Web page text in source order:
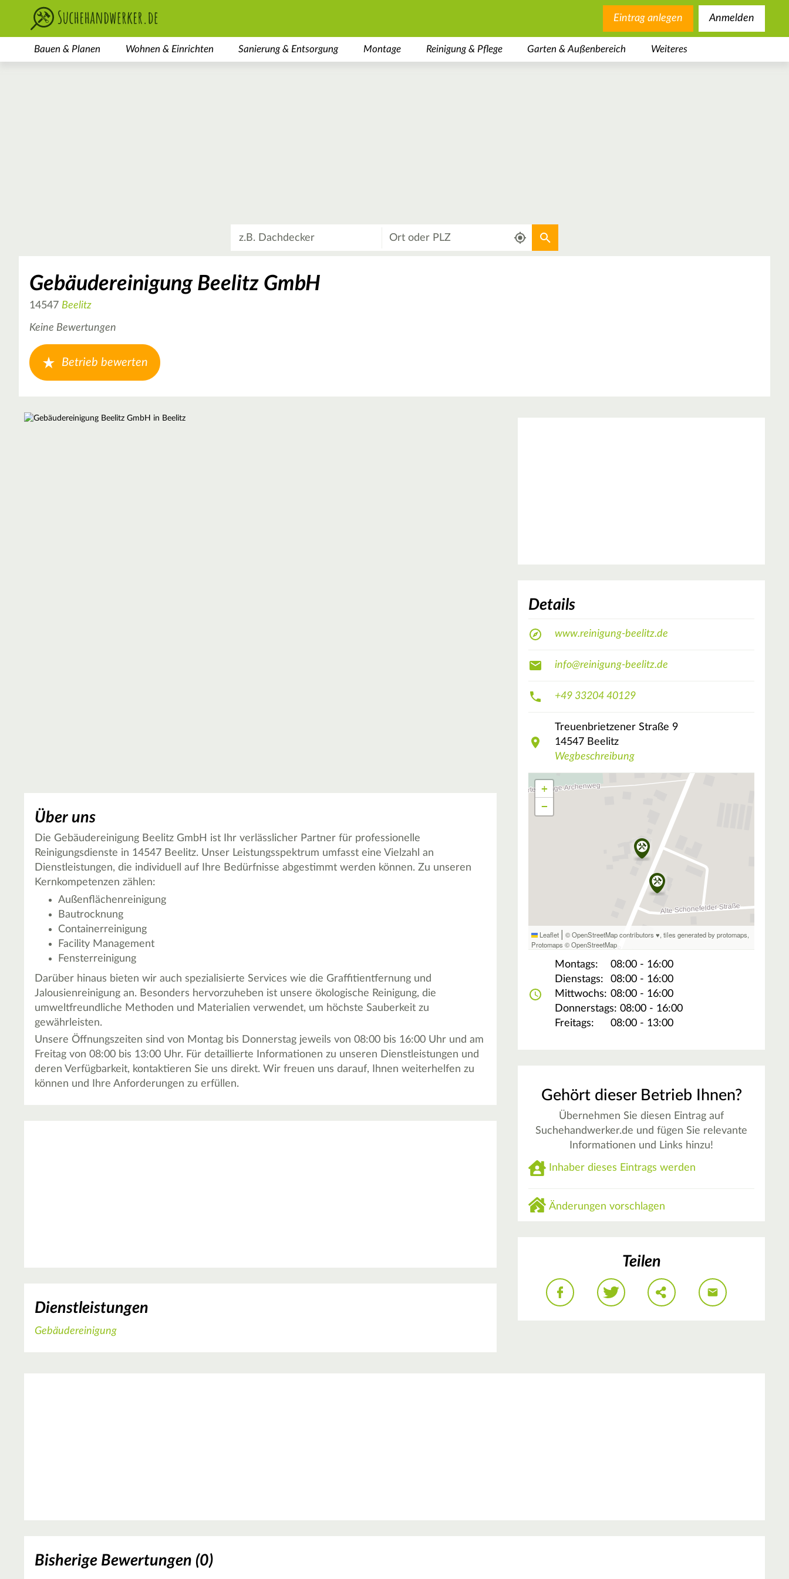
Eintrag anlegen Anmelden
Bauen & Planen Wohnen & Einrichten Sanierung & Entsorgung Montage Reinigung & Pflege Garten & Außenbereich Weiteres
Aktuellen Standort verwenden
Gebäudereinigung Beelitz GmbH
14547 Beelitz
Keine Bewertungen
Betrieb bewerten
Über uns
Die Gebäudereinigung Beelitz GmbH ist Ihr verlässlicher Partner für professionelle
Reinigungsdienste in 14547 Beelitz. Unser Leistungsspektrum umfasst eine Vielzahl an
Dienstleistungen, die individuell auf Ihre Bedürfnisse abgestimmt werden können. Zu unseren
Kernkompetenzen zählen:
Außenflächenreinigung
Bautrocknung
Containerreinigung
Facility Management
Fensterreinigung
Darüber hinaus bieten wir auch spezialisierte Services wie die Graffitientfernung und
Jalousienreinigung an. Besonders hervorzuheben ist unsere ökologische Reinigung, die
umweltfreundliche Methoden und Materialien verwendet, um höchste Sauberkeit zu
gewährleisten.
Unsere Öffnungszeiten sind von Montag bis Donnerstag jeweils von 08:00 bis 16:00 Uhr und am
Freitag von 08:00 bis 13:00 Uhr. Für detaillierte Informationen zu unseren Dienstleistungen und
deren Verfügbarkeit, kontaktieren Sie uns direkt. Wir freuen uns darauf, Ihnen weiterhelfen zu
können und Ihre Anforderungen zu erfüllen.
Dienstleistungen
Gebäudereinigung
Details
www.reinigung-beelitz.de
info@reinigung-beelitz.de
+49 33204 40129
Treuenbrietzener Straße 9
14547 Beelitz
Wegbeschreibung
+
−
Leaflet | © OpenStreetMap contributors ♥,tiles generated by protomaps,
Protomaps ©OpenStreetMap
Montags:
08:00 - 16:00
Dienstags:
08:00 - 16:00
Mittwochs: 08:00 - 16:00
Donnerstags: 08:00 - 16:00
Freitags:
08:00 - 13:00
Gehört dieser Betrieb Ihnen?
Übernehmen Sie diesen Eintrag auf
Suchehandwerker.de und fügen Sie relevante
Informationen und Links hinzu!
Inhaber dieses Eintrags werden
Änderungen vorschlagen
Teilen
Bisherige Bewertungen (0)